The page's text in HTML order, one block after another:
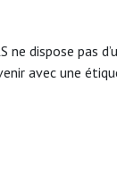
ne dispose pas
avec une